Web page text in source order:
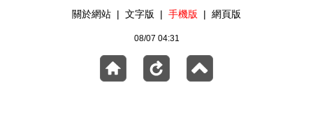
關於網站 | 文字版 | 手機版 | 網頁版
08/07 04:31